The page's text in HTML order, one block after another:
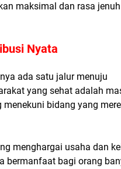
maksimal dan rasa
Nyata
ada satu jalur menuju
yang sehat adalah
bidang yang
menghargai usaha dan
bermanfaat bagi orang